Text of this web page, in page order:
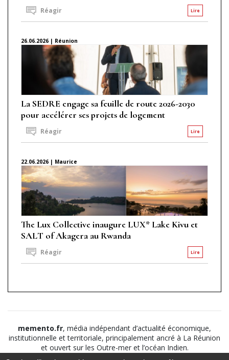
Lire
Réagir
26.06.2026 | Réunion
La SEDRE engage sa feuille de route 2026-2030
pour accélérer ses projets de logement
Lire
Réagir
22.06.2026 | Maurice
The Lux Collective inaugure LUX* Lake Kivu et
SALT of Akagera au Rwanda
Lire
Réagir
memento.fr, média indépendant d’actualité économique,
institutionnelle et territoriale, principalement ancré à La Réunion
et ouvert sur les Outre-mer et l’océan Indien.